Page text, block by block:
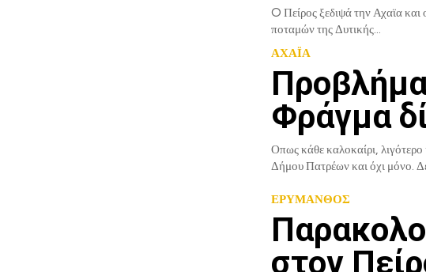
O Πείρος ξεδιψά την Αχαϊα και
ποταμών της Δυτικής...
ΑΧΑΪΑ
Φράγμα
Οπως κάθε καλοκαίρι,
Δήμου Πατρέων και όχι μόνο.
ΕΡΥΜΑΝΘΟΣ
στον